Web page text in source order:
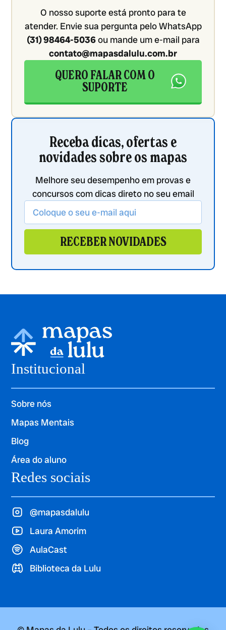
O nosso suporte está pronto para te
atender. Envie sua pergunta pelo WhatsApp
(31) 98464-5036ou mande um e-mail para
contato@mapasdalulu.com.br
QUERO FALAR COM O
SUPORTE
Receba dicas, ofertas e
novidades sobre os mapas
Melhore seu desempenho em provas e
concursos com dicas direto no seu email
RECEBER NOVIDADES
Institucional
Sobre nós
Mapas Mentais
Blog
Área do aluno
Redes sociais
@mapasdalulu
Laura Amorim
AulaCast
Biblioteca da Lulu